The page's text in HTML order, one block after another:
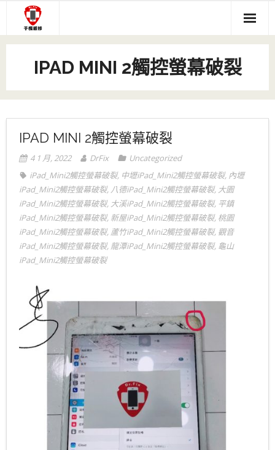
content
關於我們
服務項目
- 主機板現場維修
- iPhone螢幕維修說明
- #116 (無標題)
- 中壢音頻IC 現場馬上修
手機維修價目表
- IPAD維修專區
- 三星維修專區
- ASUS維修專區
- HTC維修專區
- SONY維修專區
- OPPO維修專區
- 小米(紅米)維修專區
- 華為/GOOGLE/NOKIA/VIVO/其他維修專區
Q&A(送修前參考)
維修文章
IPAD MINI 2觸控螢幕破裂
IPAD MINI 2觸控螢幕破裂
4 1 月, 2022 DrFix
Uncategorized
iPad_Mini2觸控螢幕破裂, 中壢iPad_Mini2觸控螢幕破裂, 內壢
iPad_Mini2觸控螢幕破裂, 八德iPad_Mini2觸控螢幕破裂, 大園
iPad_Mini2觸控螢幕破裂, 大溪iPad_Mini2觸控螢幕破裂, 平鎮
iPad_Mini2觸控螢幕破裂, 新屋iPad_Mini2觸控螢幕破裂, 桃園
iPad_Mini2觸控螢幕破裂, 蘆竹iPad_Mini2觸控螢幕破裂, 觀音
iPad_Mini2觸控螢幕破裂, 龍潭iPad_Mini2觸控螢幕破裂, 龜山
iPad_Mini2觸控螢幕破裂